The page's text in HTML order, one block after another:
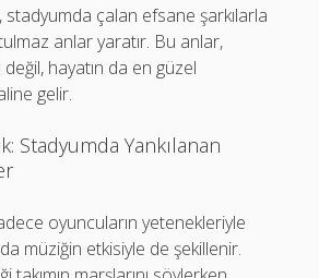
çalan efsane şarkılarla
anlar yaratır. Bu anlar,
hayatın da en güzel
gelir.
Stadyumda Yankılanan
oyuncuların yetenekleriyle
müziğin etkisiyle de şekillenir.